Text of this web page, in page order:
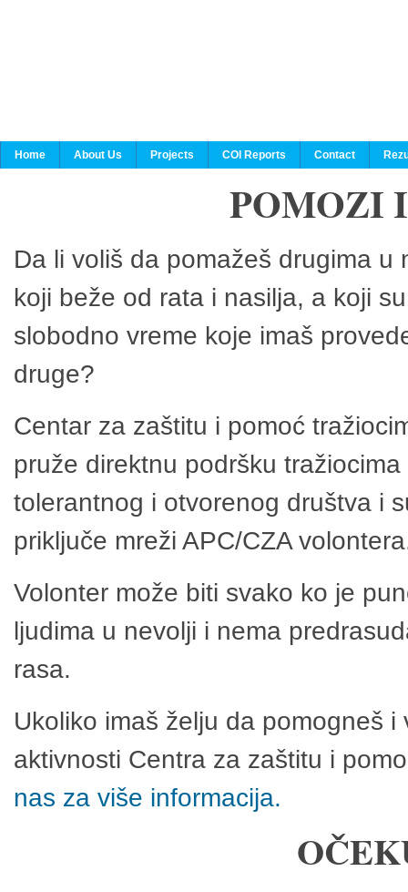
Home About Us Projects COI Reports Contact
POMOZI
Da li voliš da pomažeš drugima
koji beže od rata i nasilja, a koji
slobodno vreme koje imaš
druge?
Centar za zaštitu i pomoć
pruže direktnu podršku
tolerantnog i otvorenog društva i
priključe mreži APC/CZA
Volonter može biti svako ko je
ljudima u nevolji i nema
rasa.
Ukoliko imaš želju da pomogneš
aktivnosti Centra za zaštitu i
nas za više informacija.